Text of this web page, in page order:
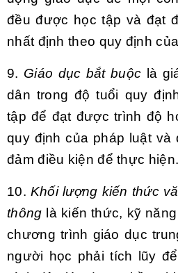
đều được học tập và đạt
nhất định theo quy định
9. Giáo dục bắt buộc là
dân trong độ tuổi quy
tập để đạt được trình độ
quy định của pháp luật
đảm điều kiện để thực hiện.
10. Khối lượng kiến thức
thông là kiến thức, kỹ
chương trình giáo dục
người học phải tích lũy